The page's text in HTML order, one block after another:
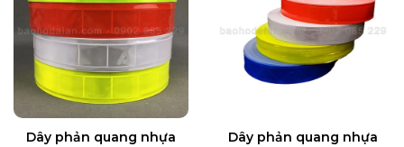
Dây phản quang nhựa
Dây phản quang nhựa